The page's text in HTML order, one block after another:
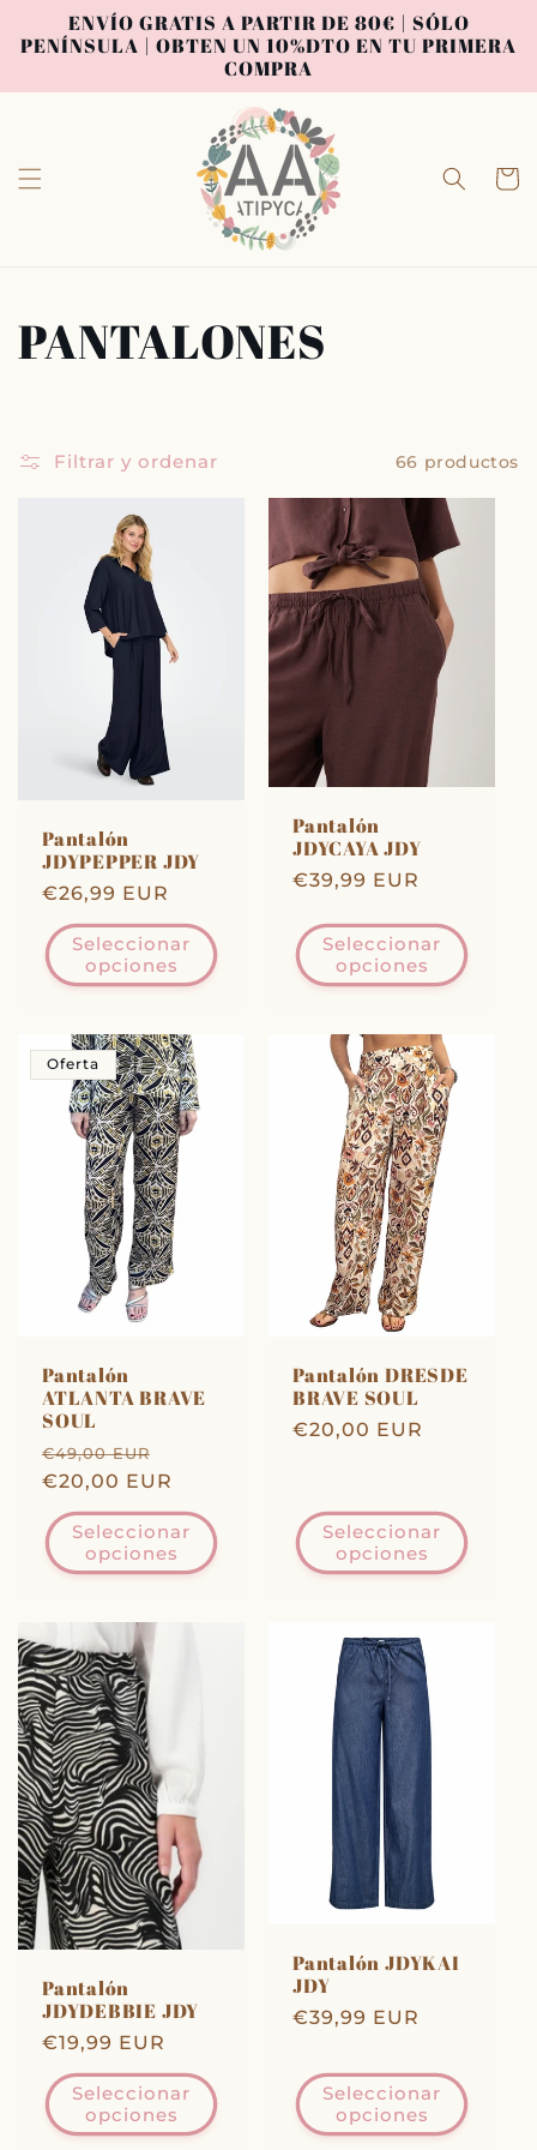
directamente
al contenido
ENVÍO GRATIS A PARTIR DE 80€ | SÓLO
PENÍNSULA | OBTEN UN 10%DTO EN TU PRIMERA
COMPRA
Carrito
C
l
PANTALONES
Filtrar y ordenar 66 productos
Pantalón
JDYPEPPER JDY
Precio
habitual
€26,99 EUR
Seleccionar
opciones
Pantalón
JDYCAYA JDY
Precio
€39,99 EUR
Seleccionar
opciones
Oferta
Pantalón
ATLANTA BRAVE
SOUL
Precio
habitual
€49,00 EUR
de
oferta
€20,00 EUR
Seleccionar
opciones
Pantalón DRESDE
BRAVE SOUL
Precio
€20,00 EUR
Seleccionar
opciones
Pantalón
JDYDEBBIE JDY
Precio
habitual
€19,99 EUR
Seleccionar
opciones
Pantalón JDYKAI
JDY
Precio
€39,99 EUR
Seleccionar
opciones